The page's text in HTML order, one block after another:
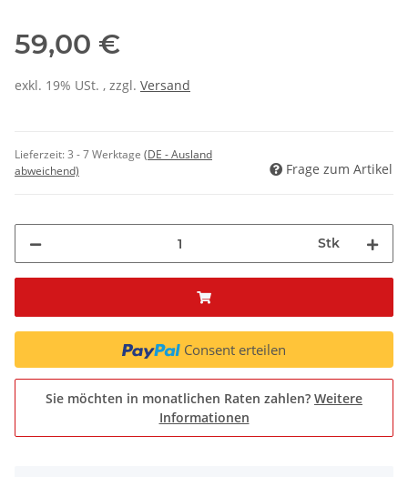
59,00 €
exkl. 19% USt. , zzgl. Versand
Lieferzeit:3 - 7 Werktage (DE - Ausland
abweichend)
Frage zum Artikel
Stk
Consent erteilen
Sie möchten in monatlichen Raten zahlen? Weitere
Informationen